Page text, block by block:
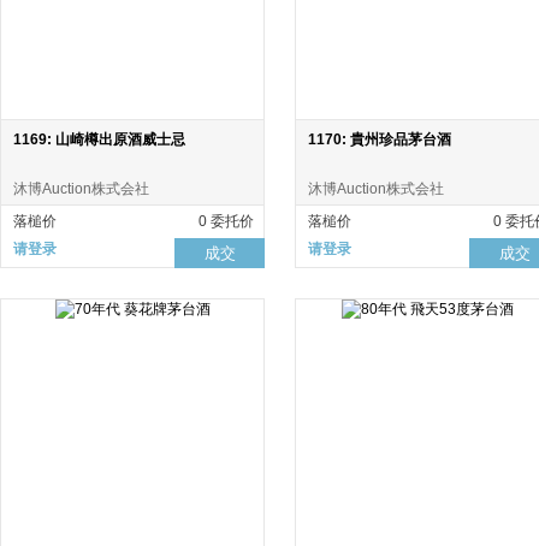
1169: 山崎樽出原酒威士忌
沐博Auction株式会社
落槌价
0 委托价
请登录
成交
1170: 貴州珍品茅台酒
沐博Auction株式会社
落槌价
0 委托
请登录
成交